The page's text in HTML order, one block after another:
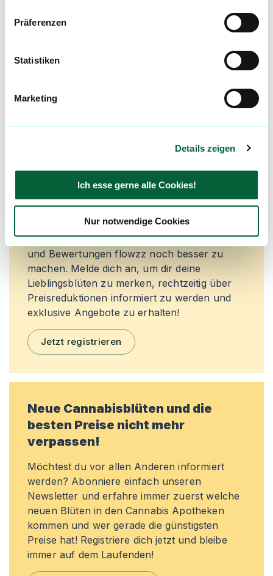
Präferenzen
Statistiken
Marketing
Details zeigen
Ich esse gerne alle Cookies!
Nur notwendige Cookies
4,8
Mach mit in der flowzz.com
Community
Alle wichtigen Daten und Fakten - täglich
aktualisiert! Hilf uns mit Deinen Kommentaren
und Bewertungen flowzz noch besser zu
machen. Melde dich an, um dir deine
Lieblingsblüten zu merken, rechtzeitig über
Preisreduktionen informiert zu werden und
exklusive Angebote zu erhalten!
Jetzt registrieren
Neue Cannabisblüten und die
besten Preise nicht mehr
verpassen!
Möchtest du vor allen Anderen informiert
werden? Abonniere einfach unseren
Newsletter und erfahre immer zuerst welche
neuen Blüten in den Cannabis Apotheken
kommen und wer gerade die günstigsten
Preise hat! Registriere dich jetzt und bleibe
immer auf dem Laufenden!